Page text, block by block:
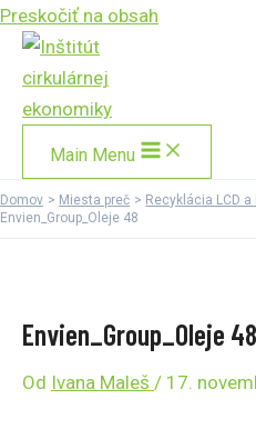
Preskočiť na obsah
Main Menu
Domov Miesta preč
Recyklácia LCD
Envien_Group_Oleje 48
Envien_Group_Oleje 48
Od Ivana Maleš / 17.